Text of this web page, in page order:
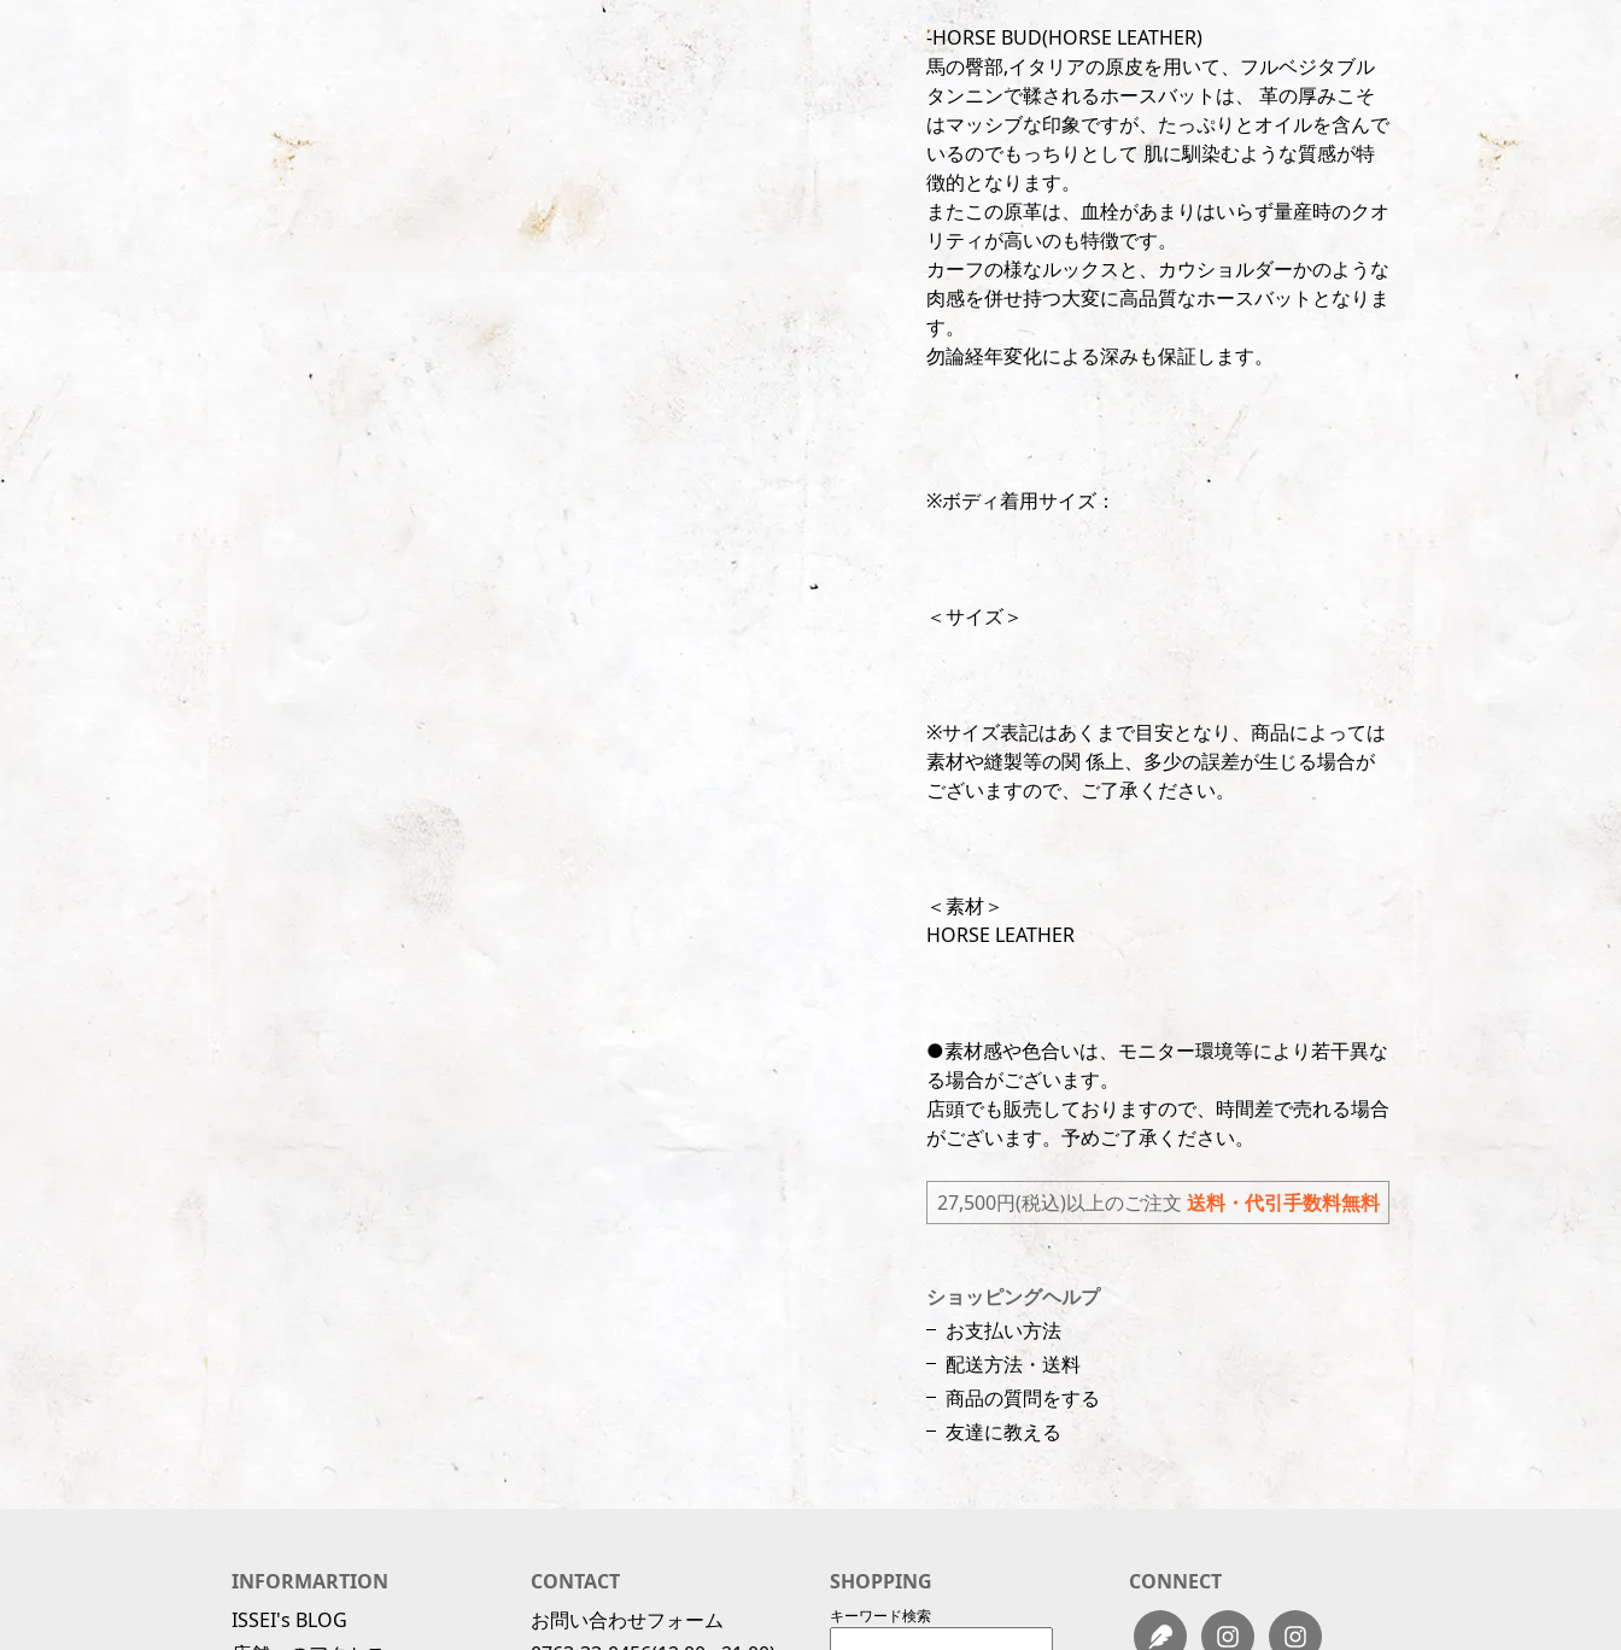
‐HORSE BUD(HORSE LEATHER)
馬の臀部,イタリアの原皮を用いて、フルベジタブル
タンニンで鞣されるホースバットは、 革の厚みこそ
はマッシブな印象ですが、たっぷりとオイルを含んで
いるのでもっちりとして 肌に馴染むような質感が特
徴的となります。
またこの原革は、血栓があまりはいらず量産時のクオ
リティが高いのも特徴です。
カーフの様なルックスと、カウショルダーかのような
肉感を併せ持つ大変に高品質なホースバットとなりま
す。
勿論経年変化による深みも保証します。
※ボディ着用サイズ：
＜サイズ＞
※サイズ表記はあくまで目安となり、商品によっては
素材や縫製等の関 係上、多少の誤差が生じる場合が
ございますので、ご了承ください。
＜素材＞
HORSE LEATHER
●素材感や色合いは、モニター環境等により若干異な
る場合がございます。
店頭でも販売しておりますので、時間差で売れる場合
がございます。予めご了承ください。
27,500円(税込)以上のご注文 送料・代引手数料無料
ショッピングヘルプ
お支払い方法
配送方法・送料
商品の質問をする
友達に教える
INFORMARTION
ISSEI's BLOG
CONTACT
お問い合わせフォーム
SHOPPING
キーワード検索
CONNECT